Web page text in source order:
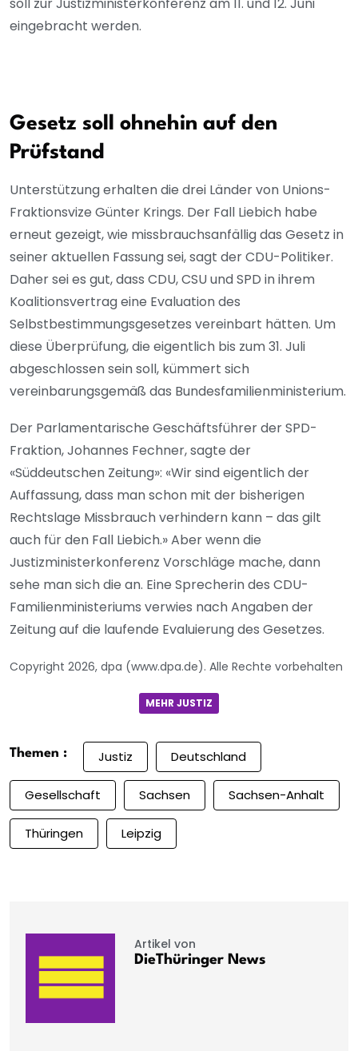
eingebracht werden.
Gesetz soll ohnehin auf den
Prüfstand
Unterstützung erhalten die drei Länder von Unions-
Fraktionsvize Günter Krings. Der Fall Liebich habe
erneut gezeigt, wie missbrauchsanfällig das Gesetz in
seiner aktuellen Fassung sei, sagt der CDU-Politiker.
Daher sei es gut, dass CDU, CSU und SPD in ihrem
Koalitionsvertrag eine Evaluation des
Selbstbestimmungsgesetzes vereinbart hätten. Um
diese Überprüfung, die eigentlich bis zum 31. Juli
abgeschlossen sein soll, kümmert sich
vereinbarungsgemäß das Bundesfamilienministerium.
Der Parlamentarische Geschäftsführer der SPD-
Fraktion, Johannes Fechner, sagte der
«Süddeutschen Zeitung»: «Wir sind eigentlich der
Auffassung, dass man schon mit der bisherigen
Rechtslage Missbrauch verhindern kann – das gilt
auch für den Fall Liebich.» Aber wenn die
Justizministerkonferenz Vorschläge mache, dann
sehe man sich die an. Eine Sprecherin des CDU-
Familienministeriums verwies nach Angaben der
Zeitung auf die laufende Evaluierung des Gesetzes.
Copyright 2026, dpa (www.dpa.de). Alle Rechte vorbehalten
MEHR JUSTIZ
Themen : Justiz Deutschland
Gesellschaft Sachsen Sachsen-Anhalt
Thüringen Leipzig
Artikel von
DieThüringer News